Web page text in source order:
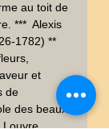
au toit de
***  Alexis
1782) **
et
de
des beaux-
Louvre,